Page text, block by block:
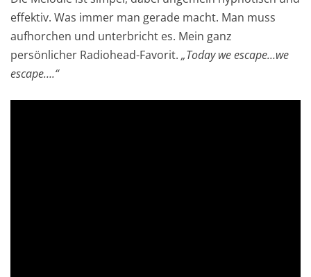
effektiv. Was immer man gerade macht. Man muss
aufhorchen und unterbricht es. Mein ganz
persönlicher Radiohead-Favorit. „Today we escape…we
escape….“